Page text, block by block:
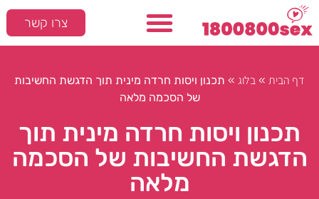
צרו קשר
דף הבית » בלוג » תכנון ויסות חרדה מינית תוך הדגשת החשיבות
של הסכמה מלאה
תכנון ויסות חרדה מינית תוך
הדגשת החשיבות של הסכמה
מלאה